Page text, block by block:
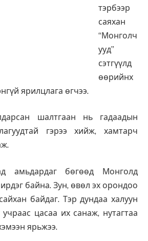
тэрбээр
саяхан
“Монголч
ууд”
сэтгүүлд
өөрийнх
ярилцлага өгчээ.
шалтгаан нь гадаадын
гэрээ хийж, хамтарч
амьдардаг бөгөөд Монголд
байна. Зун, өвөл эх орондоо
байдаг. Тэр дундаа халуун
цасаа их санаж, нутагтаа
ярьжээ.